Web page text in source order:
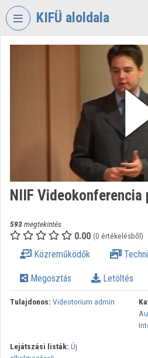
Fejléc kihagyása
KIFÜ aloldala
Intézményi kezdőlap
Intézményi felfedezés
Kategóriák
Intézményi listák
Intézmények
Közreműködők
NIIF Videokonferencia
593megtekintés
0.00 (0 értékelésből)
Közreműködők
Megosztás Letöltés
Tulajdonos: Videotorium admin
Lejátszási listák: Új